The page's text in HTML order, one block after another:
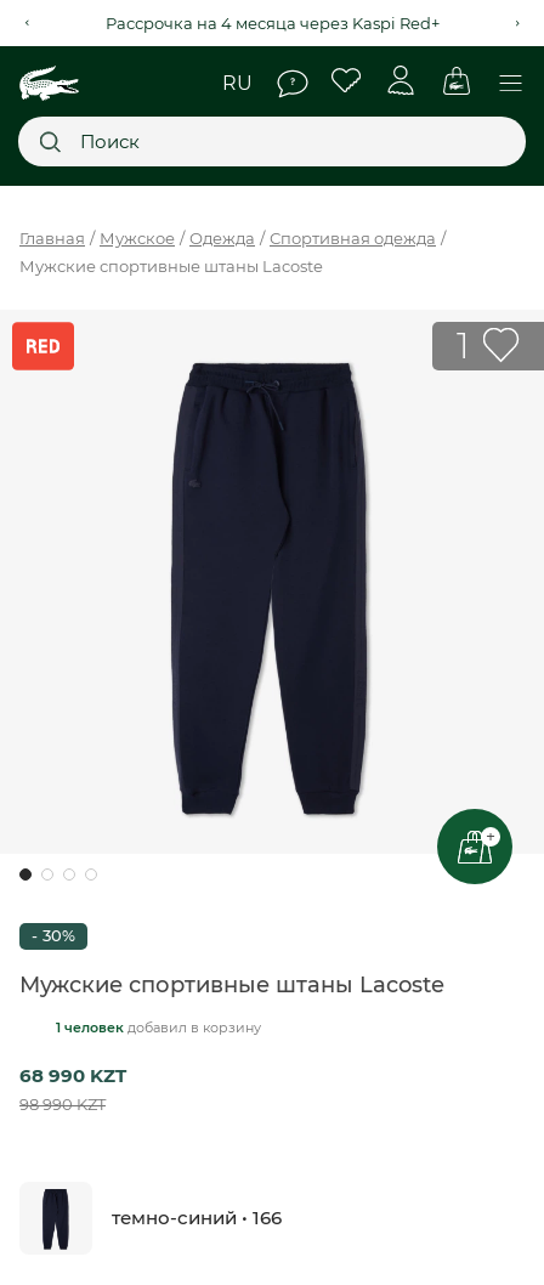
Рассрочка на 4 месяца через Kaspi Red+
НОВИНКИ
SALE
МУЖСКОЕ
ЖЕНСКОЕ
МЫ LACOSTE
Главная Мужское Одежда
Спортивная одежда
Мужские спортивные штаны Lacoste
1
+
- 30%
Мужские спортивные штаны Lacoste
1 человек добавил в корзину
68 990 KZT
98 990 KZT
темно-синий • 166